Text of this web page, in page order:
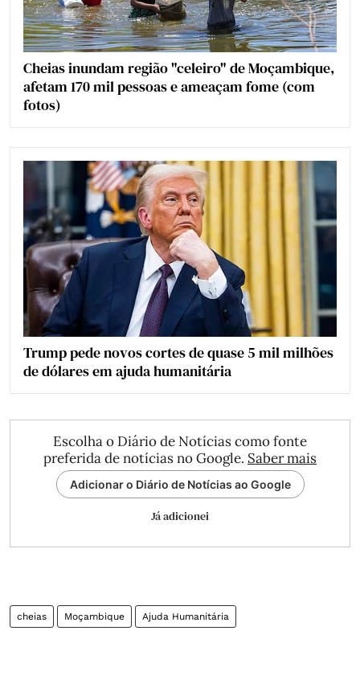
Cheias inundam região "celeiro" de Moçambique,
afetam 170 mil pessoas e ameaçam fome (com
fotos)
Trump pede novos cortes de quase 5 mil milhões
de dólares em ajuda humanitária
Escolha o Diário de Notícias como fonte
preferida de notícias no Google. Saber mais
Adicionar o Diário de Notícias ao Google
Já adicionei
cheias Moçambique Ajuda Humanitária